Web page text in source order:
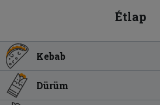
Étlap
Kebab
Dürüm